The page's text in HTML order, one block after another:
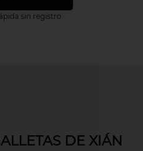
sin registro
DE XIÁN